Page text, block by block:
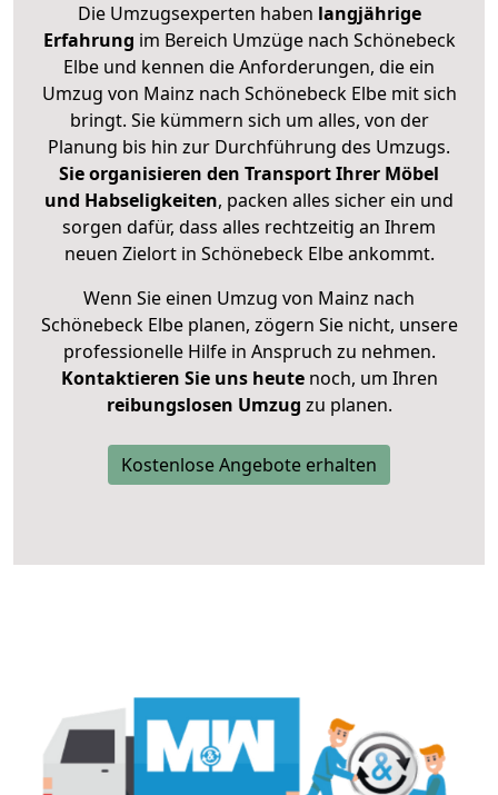
Die Umzugsexperten haben langjährige
Erfahrung im Bereich Umzüge nach Schönebeck
Elbe und kennen die Anforderungen, die ein
Umzug von Mainz nach Schönebeck Elbe mit sich
bringt. Sie kümmern sich um alles, von der
Planung bis hin zur Durchführung des Umzugs.
Sie organisieren den Transport Ihrer Möbel
und Habseligkeiten, packen alles sicher ein und
sorgen dafür, dass alles rechtzeitig an Ihrem
neuen Zielort in Schönebeck Elbe ankommt.
Wenn Sie einen Umzug von Mainz nach
Schönebeck Elbe planen, zögern Sie nicht, unsere
professionelle Hilfe in Anspruch zu nehmen.
Kontaktieren Sie uns heutenoch, um Ihren
reibungslosen Umzug zu planen.
Kostenlose Angebote erhalten